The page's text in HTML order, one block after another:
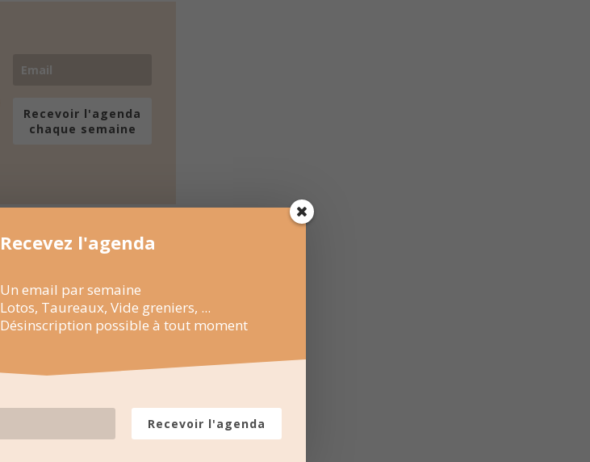
Recevoir l'agenda
chaque semaine
Recevez l'agenda
Un email par semaine
Lotos, Taureaux, Vide greniers, ...
Désinscription possible à tout moment
Recevoir l'agenda